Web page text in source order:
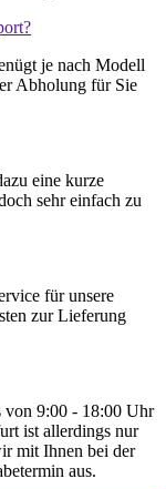
je nach Modell
Abholung für Sie
eine kurze
sehr einfach zu
für unsere
zur Lieferung
von 9:00 - 18:00 Uhr
ist allerdings nur
mit Ihnen bei der
aus.